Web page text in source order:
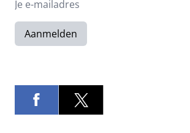
Aanmelden